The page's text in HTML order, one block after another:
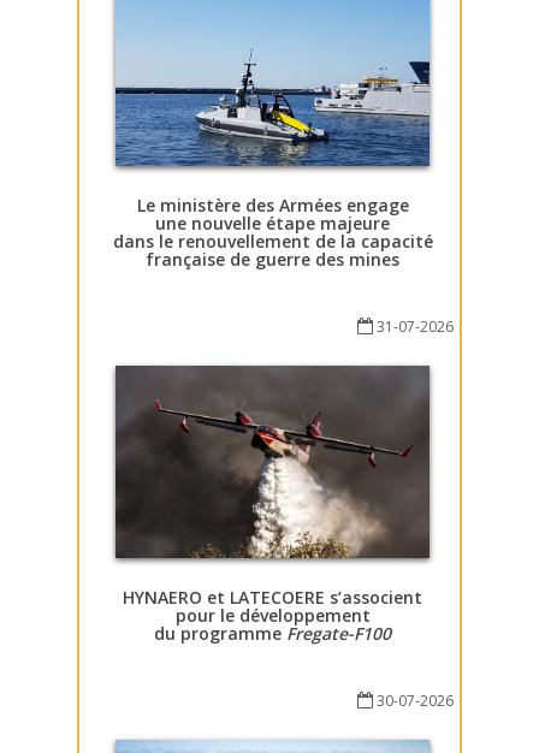
Le ministère des Armées engage
une nouvelle étape majeure
dans le renouvellement de la capacité
française de guerre des mines
31-07-2026
HYNAERO et LATECOERE s’associent
pour le développement
du programme Fregate-F100
30-07-2026